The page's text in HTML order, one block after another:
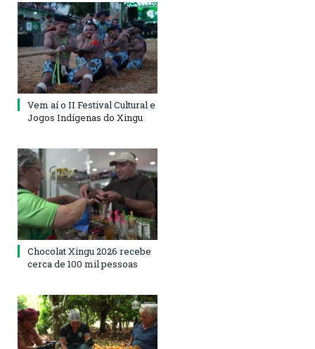
Vem aí o II Festival Cultural e
Jogos Indígenas do Xingu
Chocolat Xingu 2026 recebe
cerca de 100 mil pessoas